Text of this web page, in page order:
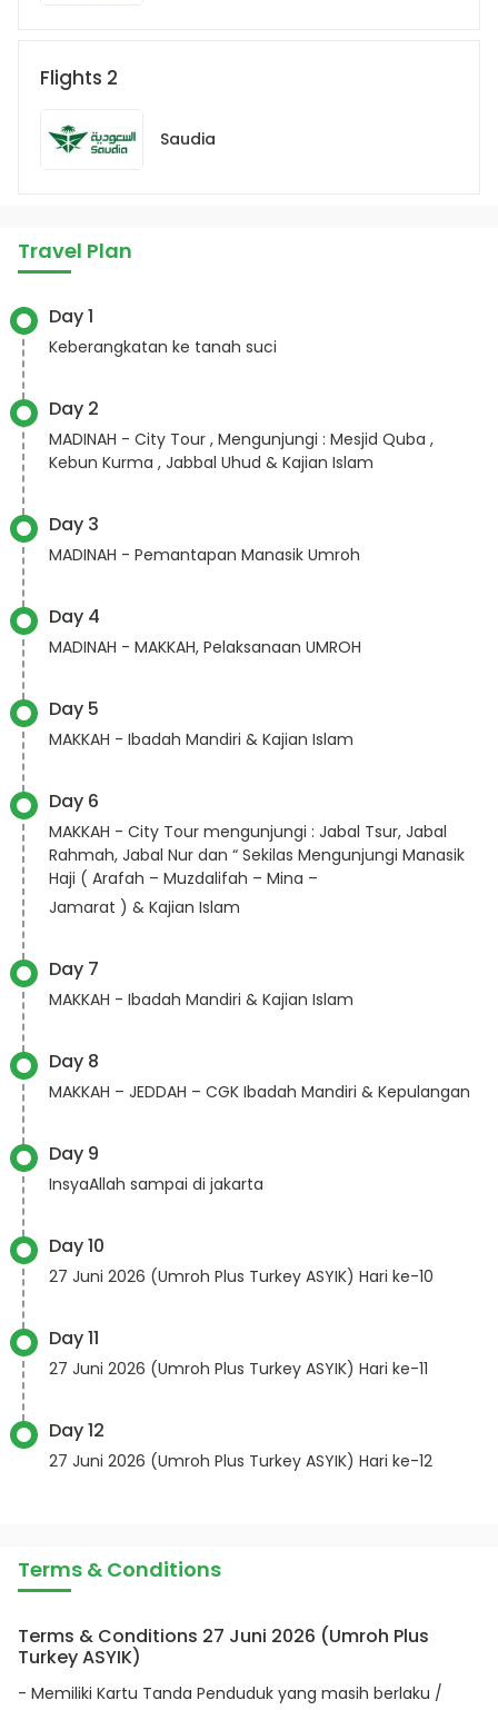
Flights 2
Saudia
Travel Plan
Day 1
Keberangkatan ke tanah suci
Day 2
MADINAH - City Tour , Mengunjungi : Mesjid Quba ,
Kebun Kurma , Jabbal Uhud & Kajian Islam
Day 3
MADINAH - Pemantapan Manasik Umroh
Day 4
MADINAH - MAKKAH, Pelaksanaan UMROH
Day 5
MAKKAH - Ibadah Mandiri & Kajian Islam
Day 6
MAKKAH - City Tour mengunjungi : Jabal Tsur, Jabal
Rahmah, Jabal Nur dan “ Sekilas Mengunjungi Manasik
Haji ( Arafah – Muzdalifah – Mina –
Jamarat ) & Kajian Islam
Day 7
MAKKAH - Ibadah Mandiri & Kajian Islam
Day 8
MAKKAH – JEDDAH – CGK Ibadah Mandiri & Kepulangan
Day 9
InsyaAllah sampai di jakarta
Day 10
27 Juni 2026 (Umroh Plus Turkey ASYIK) Hari ke-10
Day 11
27 Juni 2026 (Umroh Plus Turkey ASYIK) Hari ke-11
Day 12
27 Juni 2026 (Umroh Plus Turkey ASYIK) Hari ke-12
Terms & Conditions
Terms & Conditions 27 Juni 2026 (Umroh Plus
Turkey ASYIK)
- Memiliki Kartu Tanda Penduduk yang masih berlaku /